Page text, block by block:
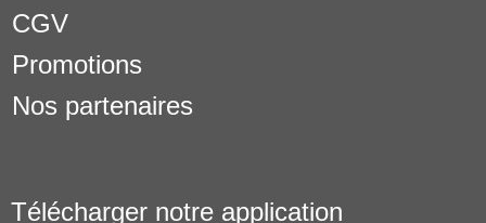
CGV
Promotions
Nos partenaires
Télécharger notre application